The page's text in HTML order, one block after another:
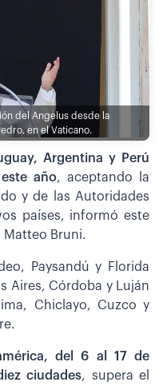
del Angelus desde la
en el Vaticano.
Argentina y Perú
año, aceptando la
y de las Autoridades
países, informó este
Bruni.
Paysandú y Florida
Aires, Córdoba y Luján
Chiclayo, Cuzco y
del 6 al 17 de
ciudades, supera el